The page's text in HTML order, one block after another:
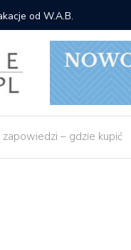
od W.A.B.
zapowiedzi – gdzie kupić